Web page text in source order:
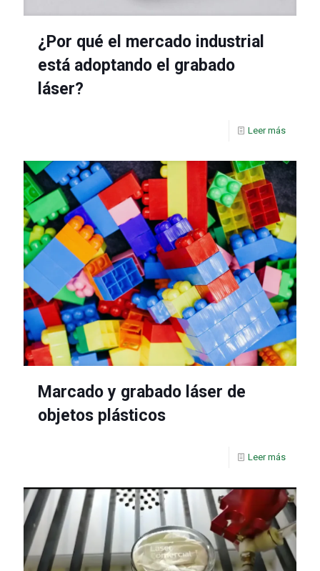
¿Por qué el mercado industrial
está adoptando el grabado
láser?
Leer más
Marcado y grabado láser de
objetos plásticos
Leer más